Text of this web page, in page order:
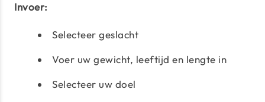
Invoer:
Selecteer geslacht
Voer uw gewicht, leeftijd en lengte in
Selecteer uw doel